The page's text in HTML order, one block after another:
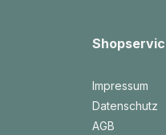
Impressum
Datenschutz
AGB